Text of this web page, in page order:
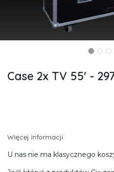
Case 2x TV 55' -
Więcej informacji
U nas nie ma klasycznego